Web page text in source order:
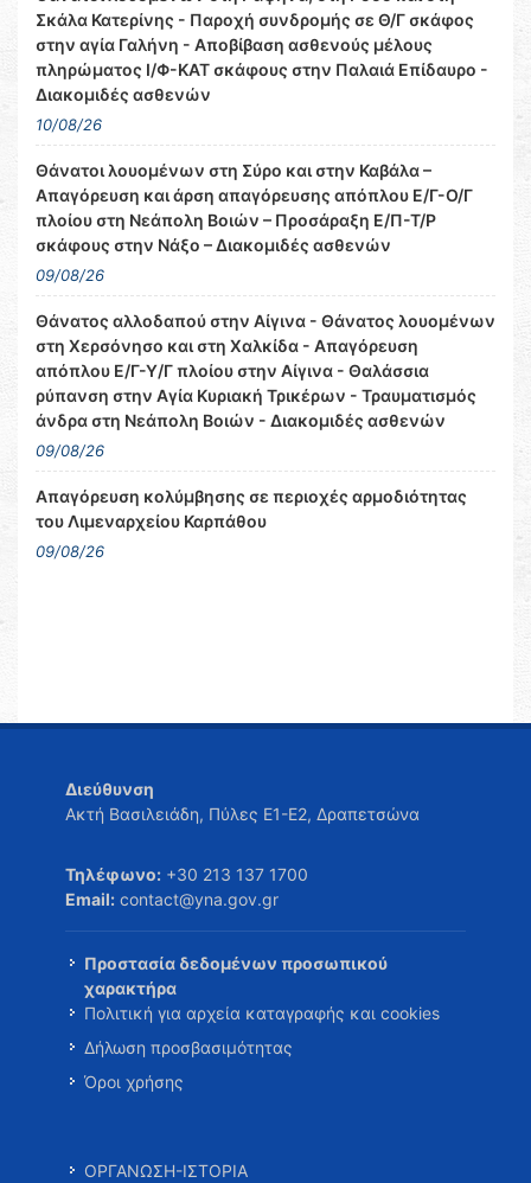
Σκάλα Κατερίνης - Παροχή συνδρομής σε Θ/Γ σκάφος
στην αγία Γαλήνη - Αποβίβαση ασθενούς μέλους
πληρώματος Ι/Φ-ΚΑΤ σκάφους στην Παλαιά Επίδαυρο -
Διακομιδές ασθενών
10/08/26
Θάνατοι λουομένων στη Σύρο και στην Καβάλα –
Απαγόρευση και άρση απαγόρευσης απόπλου Ε/Γ-Ο/Γ
πλοίου στη Νεάπολη Βοιών – Προσάραξη Ε/Π-Τ/Ρ
σκάφους στην Νάξο – Διακομιδές ασθενών
09/08/26
Θάνατος αλλοδαπού στην Αίγινα - Θάνατος λουομένων
στη Χερσόνησο και στη Χαλκίδα - Απαγόρευση
απόπλου Ε/Γ-Υ/Γ πλοίου στην Αίγινα - Θαλάσσια
ρύπανση στην Αγία Κυριακή Τρικέρων - Τραυματισμός
άνδρα στη Νεάπολη Βοιών - Διακομιδές ασθενών
09/08/26
Απαγόρευση κολύμβησης σε περιοχές αρμοδιότητας
του Λιμεναρχείου Καρπάθου
09/08/26
Διεύθυνση
Ακτή Βασιλειάδη, Πύλες Ε1-Ε2, Δραπετσώνα
Τηλέφωνο: +30 213 137 1700
Email: contact@yna.gov.gr
Προστασία δεδομένων προσωπικού
χαρακτήρα
Πολιτική για αρχεία καταγραφής και cookies
Δήλωση προσβασιμότητας
Όροι χρήσης
ΟΡΓΑΝΩΣΗ-ΙΣΤΟΡΙΑ